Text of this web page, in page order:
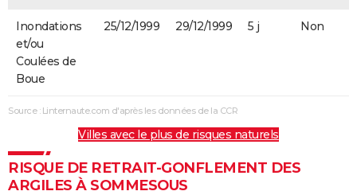
Inondations
et/ou
Coulées de
Boue
25/12/1999 29/12/1999 5 j Non
Source : Linternaute.com d'après les données de la CCR
Villes avec le plus de risques naturels
RISQUE DE RETRAIT-GONFLEMENT DES
ARGILES À SOMMESOUS